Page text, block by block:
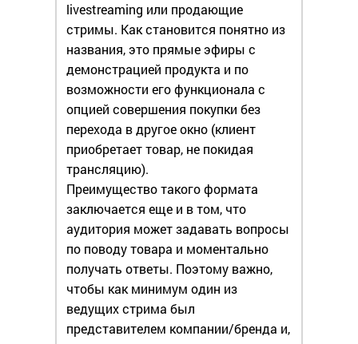
livestreaming или продающие
стримы. Как становится понятно из
названия, это прямые эфиры с
демонстрацией продукта и по
возможности его функционала с
опцией совершения покупки без
перехода в другое окно (клиент
приобретает товар, не покидая
трансляцию).
Преимущество такого формата
заключается еще и в том, что
аудитория может задавать вопросы
по поводу товара и моментально
получать ответы. Поэтому важно,
чтобы как минимум один из
ведущих стрима был
представителем компании/бренда и,